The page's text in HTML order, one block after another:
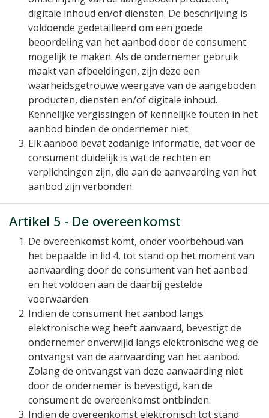
digitale inhoud en/of diensten. De beschrijving is
voldoende gedetailleerd om een goede
beoordeling van het aanbod door de consument
mogelijk te maken. Als de ondernemer gebruik
maakt van afbeeldingen, zijn deze een
waarheidsgetrouwe weergave van de aangeboden
producten, diensten en/of digitale inhoud.
Kennelijke vergissingen of kennelijke fouten in het
aanbod binden de ondernemer niet.
Elk aanbod bevat zodanige informatie, dat voor de
consument duidelijk is wat de rechten en
verplichtingen zijn, die aan de aanvaarding van het
aanbod zijn verbonden.
Artikel 5 - De overeenkomst
De overeenkomst komt, onder voorbehoud van
het bepaalde in lid 4, tot stand op het moment van
aanvaarding door de consument van het aanbod
en het voldoen aan de daarbij gestelde
voorwaarden.
Indien de consument het aanbod langs
elektronische weg heeft aanvaard, bevestigt de
ondernemer onverwijld langs elektronische weg de
ontvangst van de aanvaarding van het aanbod.
Zolang de ontvangst van deze aanvaarding niet
door de ondernemer is bevestigd, kan de
consument de overeenkomst ontbinden.
Indien de overeenkomst elektronisch tot stand